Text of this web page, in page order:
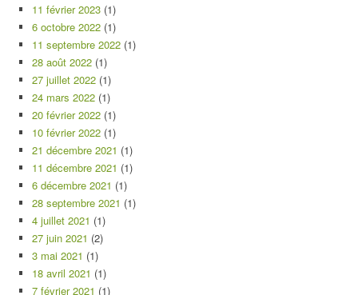
11 février 2023 (1)
6 octobre 2022 (1)
11 septembre 2022 (1)
28 août 2022 (1)
27 juillet 2022 (1)
24 mars 2022 (1)
20 février 2022 (1)
10 février 2022 (1)
21 décembre 2021 (1)
11 décembre 2021 (1)
6 décembre 2021 (1)
28 septembre 2021 (1)
4 juillet 2021 (1)
27 juin 2021 (2)
3 mai 2021 (1)
18 avril 2021 (1)
7 février 2021 (1)